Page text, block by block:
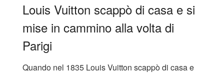
Louis Vuitton scappò di casa e si
mise in cammino alla volta di
Parigi
Quando nel 1835 Louis Vuitton scappò di casa e